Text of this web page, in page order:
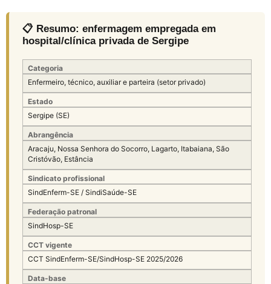
📋 Resumo: enfermagem empregada em
hospital/clínica privada de Sergipe
Categoria
Enfermeiro, técnico, auxiliar e parteira (setor privado)
Estado
Sergipe (SE)
Abrangência
Aracaju, Nossa Senhora do Socorro, Lagarto, Itabaiana, São
Cristóvão, Estância
Sindicato profissional
SindEnferm-SE / SindiSaúde-SE
Federação patronal
SindHosp-SE
CCT vigente
CCT SindEnferm-SE/SindHosp-SE 2025/2026
Data-base